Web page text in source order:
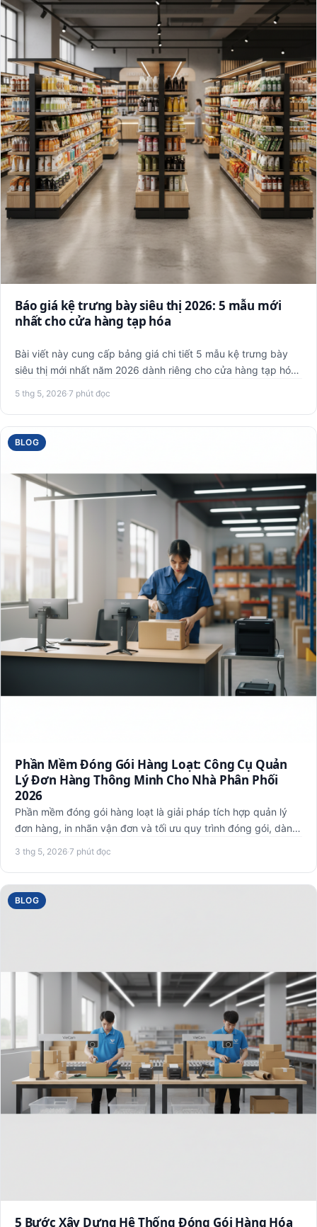
Báo giá kệ trưng bày siêu thị 2026: 5 mẫu mới
nhất cho cửa hàng tạp hóa
Bài viết này cung cấp bảng giá chi tiết 5 mẫu kệ trưng bày
siêu thị mới nhất năm 2026 dành riêng cho cửa hàng tạp hóa.
5 thg 5, 2026·7 phút đọc
BLOG
Phần Mềm Đóng Gói Hàng Loạt: Công Cụ Quản
Lý Đơn Hàng Thông Minh Cho Nhà Phân Phối
2026
Phần mềm đóng gói hàng loạt là giải pháp tích hợp quản lý
đơn hàng, in nhãn vận đơn và tối ưu quy trình đóng gói, dành
3 thg 5, 2026·7 phút đọc
BLOG
5 Bước Xây Dựng Hệ Thống Đóng Gói Hàng Hóa